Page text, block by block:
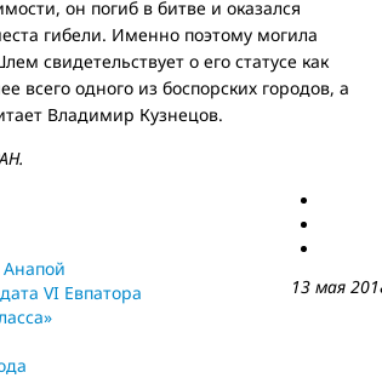
он погиб в битве и оказался
гибели. Именно поэтому могила
свидетельствует о его статусе как
всего одного из боспорских городов, а
Владимир Кузнецов.
13 мая
VI Евпатора